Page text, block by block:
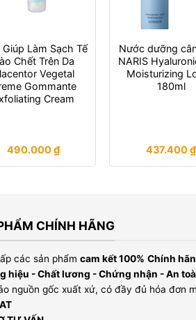
Giúp Làm Sạch Tế
Chết Trên Da
Vegetal
Gommante
Cream
490.000₫
Nước dưỡng
NARIS
Moisturizing
180ml
437.400₫
CHÍNH HÃNG
các sản phẩm cam kết 100% Chính
hiệu - Chất lương - Chứng nhận - An
nguồn gốc xuất xứ, có đầy đủ hóa đơn